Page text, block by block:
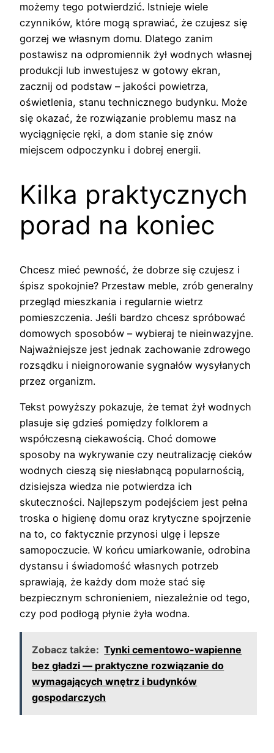
możemy tego potwierdzić. Istnieje wiele
czynników, które mogą sprawiać, że czujesz się
gorzej we własnym domu. Dlatego zanim
postawisz na odpromiennik żył wodnych własnej
produkcji lub inwestujesz w gotowy ekran,
zacznij od podstaw – jakości powietrza,
oświetlenia, stanu technicznego budynku. Może
się okazać, że rozwiązanie problemu masz na
wyciągnięcie ręki, a dom stanie się znów
miejscem odpoczynku i dobrej energii.
Kilka praktycznych
porad na koniec
Chcesz mieć pewność, że dobrze się czujesz i
śpisz spokojnie? Przestaw meble, zrób generalny
przegląd mieszkania i regularnie wietrz
pomieszczenia. Jeśli bardzo chcesz spróbować
domowych sposobów – wybieraj te nieinwazyjne.
Najważniejsze jest jednak zachowanie zdrowego
rozsądku i nieignorowanie sygnałów wysyłanych
przez organizm.
Tekst powyższy pokazuje, że temat żył wodnych
plasuje się gdzieś pomiędzy folklorem a
współczesną ciekawością. Choć domowe
sposoby na wykrywanie czy neutralizację cieków
wodnych cieszą się niesłabnącą popularnością,
dzisiejsza wiedza nie potwierdza ich
skuteczności. Najlepszym podejściem jest pełna
troska o higienę domu oraz krytyczne spojrzenie
na to, co faktycznie przynosi ulgę i lepsze
samopoczucie. W końcu umiarkowanie, odrobina
dystansu i świadomość własnych potrzeb
sprawiają, że każdy dom może stać się
bezpiecznym schronieniem, niezależnie od tego,
czy pod podłogą płynie żyła wodna.
Zobacz także: Tynki cementowo-wapienne
bez gładzi — praktyczne rozwiązanie do
wymagających wnętrz i budynków
gospodarczych